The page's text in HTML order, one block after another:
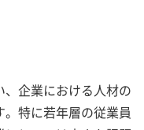
企業における人材の
特に若年層の従業員